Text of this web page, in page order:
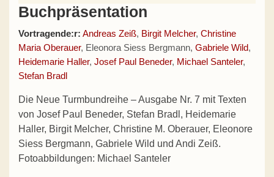
Buchpräsentation
Vortragende:r: Andreas Zeiß, Birgit Melcher, Christine
Maria Oberauer, Eleonora Siess Bergmann, Gabriele Wild,
Heidemarie Haller, Josef Paul Beneder, Michael Santeler,
Stefan Bradl
Die Neue Turmbundreihe – Ausgabe Nr. 7 mit Texten
von Josef Paul Beneder, Stefan Bradl, Heidemarie
Haller, Birgit Melcher, Christine M. Oberauer, Eleonore
Siess Bergmann, Gabriele Wild und Andi Zeiß.
Fotoabbildungen: Michael Santeler